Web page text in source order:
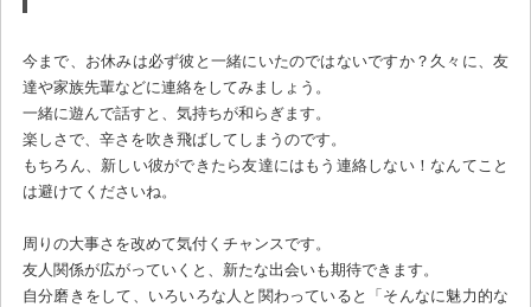
今まで、お休みは必ず彼と一緒にいたのではないですか？久々に、友
達や家族先輩などに連絡をしてみましょう。
一緒に遊んで話すと、気持ちが和らぎます。
楽しさで、辛さを吹き飛ばしてしまうのです。
もちろん、新しい彼ができたら友達にはもう連絡しない！なんてこと
は避けてくださいね。
周りの大事さを改めて気付くチャンスです。
友人関係が広がっていくと、新たな出会いも期待できます。
自分磨きをして、いろいろな人と関わっていると「そんなに魅力的な